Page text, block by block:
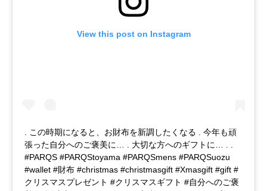
View this post on Instagram
. この時期になると、お財布を新調したくなる . 今年も頑
張った自分へのご褒美に… . 大切な方へのギフトに… . .
#PARQS #PARQStoyama #PARQSmens #PARQSuozu
#wallet #財布 #christmas #christmasgift #Xmasgift #gift #
クリスマスプレゼント #クリスマスギフト #自分へのご褒